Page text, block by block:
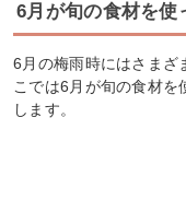
6月が旬の食材を使
6月の梅雨時にはさまざ
こでは6月が旬の食材を
します。